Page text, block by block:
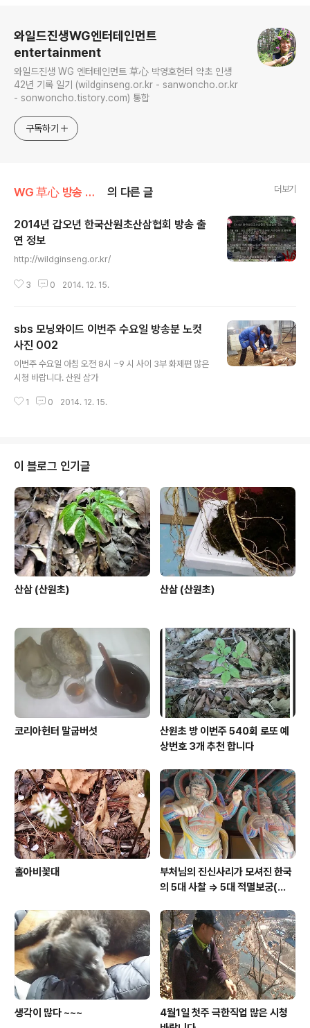
와일드진생WG엔터테인먼트
entertainment
와일드진생 WG 엔터테인먼트 草心 박영호헌터 약초 인생
42년 기록 일기 (wildginseng.or.kr - sanwoncho.or.kr
- sonwoncho.tistory.com) 통합
구독하기
WG 草心 방송 출연 기록 정보 의 다른 글 더보기
2014년 갑오년 한국산원초산삼협회 방송 출
연 정보
http://wildginseng.or.kr/
3 0 2014. 12. 15.
sbs 모닝와이드 이번주 수요일 방송분 노컷
사진 002
이번주 수요일 아침 오전 8시 ~9 시 사이 3부 화제편 많은
시청 바랍니다. 산원 삼가
1 0 2014. 12. 15.
이 블로그 인기글
산삼 (산원초) 산삼 (산원초)
코리아헌터 말굽버섯
산원초 방 이번주 540회 로또 예
상번호 3개 추천 합니다
홀아비꽃대
부처님의 진신사리가 모셔진 한국
의 5대 사찰 => 5대 적멸보궁(寂
생각이 많다 ~~~
4월1일 첫주 극한직업 많은 시청